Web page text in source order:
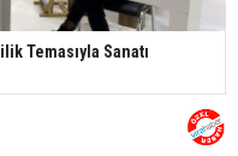
Temasıyla Sanatı